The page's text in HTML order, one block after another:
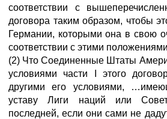
соответствии с
договора таким образом, чтобы
Германии, которыми она в свою
соответствии с этими
(2) Что Соединенные Штаты
условиями части I этого
другими его условиями,
уставу Лиги наций или
последней, если они сами не